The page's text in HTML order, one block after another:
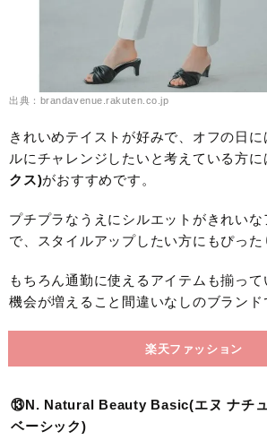
出典：brandavenue.rakuten.co.jp
きれいめテイストが好みで、オフの日
ルにチャレンジしたいと考えている方に
クス)がおすすめです。
プチプラなうえにシルエットがきれい
で、スタイルアップしたい方にもぴった
もちろん通勤に使えるアイテムも揃っ
機会が増えること間違いなしのブランド
楽天ファッション
⑬N. Natural Beauty Basic(エヌ ナチ
ベーシック)